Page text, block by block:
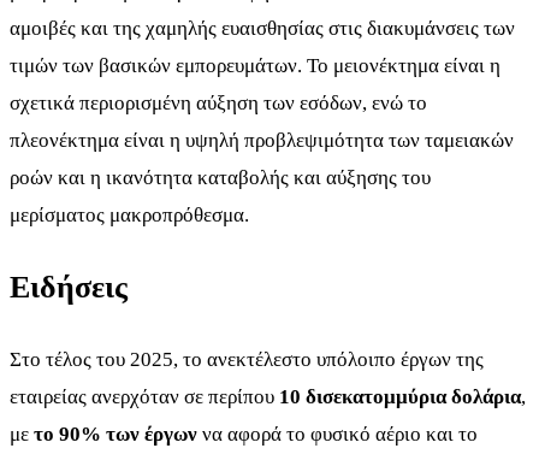
αμοιβές και της χαμηλής ευαισθησίας στις διακυμάνσεις των
τιμών των βασικών εμπορευμάτων. Το μειονέκτημα είναι η
σχετικά περιορισμένη αύξηση των εσόδων, ενώ το
πλεονέκτημα είναι η υψηλή προβλεψιμότητα των ταμειακών
ροών και η ικανότητα καταβολής και αύξησης του
μερίσματος μακροπρόθεσμα.
Ειδήσεις
Στο τέλος του 2025, το ανεκτέλεστο υπόλοιπο έργων της
εταιρείας ανερχόταν σε περίπου 10 δισεκατομμύρια δολάρια,
με το 90% των έργων να αφορά το φυσικό αέριο και το